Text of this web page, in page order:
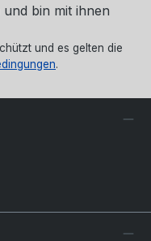
und bin mit ihnen
und es gelten die
.